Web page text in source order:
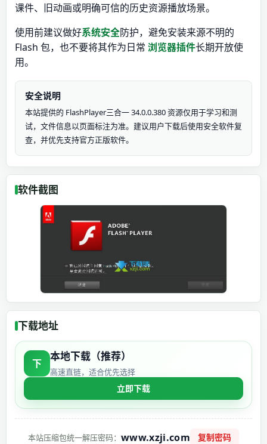
课件、旧动画或明确可信的历史资源播放场景。
使用前建议做好系统安全防护，避免安装来源不明的
Flash 包，也不要将其作为日常 浏览器插件长期开放使
用。
安全说明
本站提供的 FlashPlayer三合一 34.0.0.380 资源仅用于学习和测
试，文件信息以页面标注为准。建议用户下载后使用安全软件复
查，并优先支持官方正版软件。
软件截图
下载地址
下
本地下载（推荐）
高速直链，适合优先选择
立即下载
本站压缩包统一解压密码：www.xzji.com 复制密码